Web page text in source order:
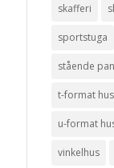
skafferi
sportstuga
stående
t-format hus
u-format
vinkelhus